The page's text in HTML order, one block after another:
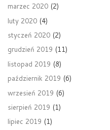
marzec 2020 (2)
luty 2020 (4)
styczeń 2020 (2)
grudzień 2019 (11)
listopad 2019 (8)
październik 2019 (6)
wrzesień 2019 (6)
sierpień 2019 (1)
lipiec 2019 (1)